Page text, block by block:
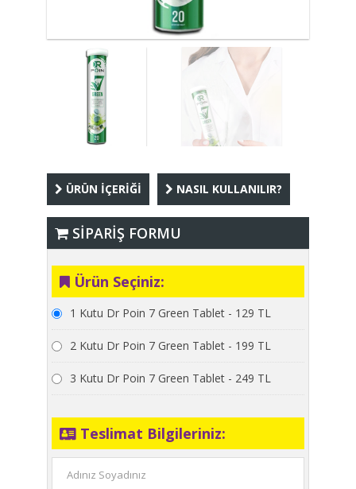
ÜRÜN İÇERİĞİ NASIL KULLANILIR?
SİPARİŞ FORMU
Ürün Seçiniz:
1 Kutu Dr Poin 7 Green Tablet - 129 TL
2 Kutu Dr Poin 7 Green Tablet - 199 TL
3 Kutu Dr Poin 7 Green Tablet - 249 TL
Teslimat Bilgileriniz: